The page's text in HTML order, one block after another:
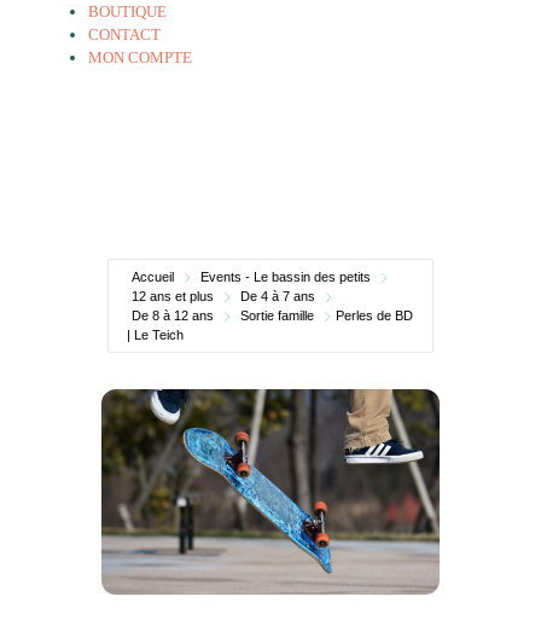
BOUTIQUE
CONTACT
MON COMPTE
Accueil
Events - Le bassin des petits
12 ans et plus
De 4 à 7 ans
De 8 à 12 ans
Sortie famille
Perles de BD
| Le Teich